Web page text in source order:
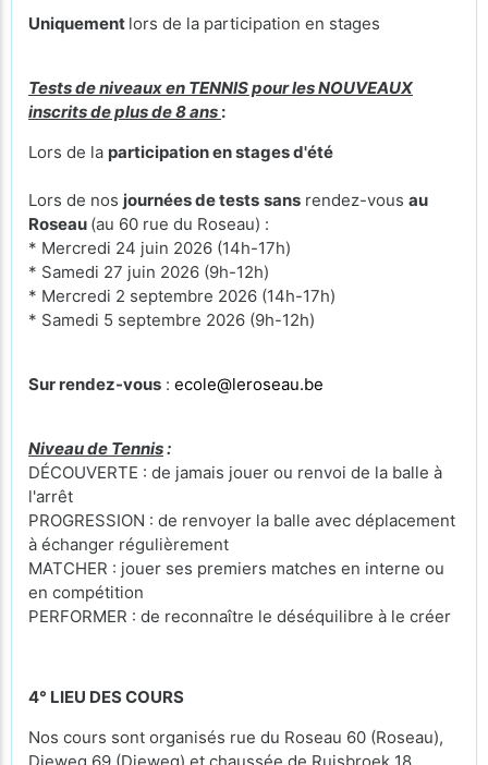
Uniquement lors de la participation en stages
Tests de niveaux en TENNIS pour les NOUVEAUX
inscrits de plus de 8 ans :
Lors de la participation en stages d'été
Lors de nos journées de tests sans rendez-vous au
Roseau (au 60 rue du Roseau) :
* Mercredi 24 juin 2026 (14h-17h)
* Samedi 27 juin 2026 (9h-12h)
* Mercredi 2 septembre 2026 (14h-17h)
* Samedi 5 septembre 2026 (9h-12h)
Sur rendez-vous : ecole@leroseau.be
Niveau de Tennis:
DÉCOUVERTE : de jamais jouer ou renvoi de la balle à
l'arrêt
PROGRESSION : de renvoyer la balle avec déplacement
à échanger régulièrement
MATCHER : jouer ses premiers matches en interne ou
en compétition
PERFORMER : de reconnaître le déséquilibre à le créer
4° LIEU DES COURS
Nos cours sont organisés rue du Roseau 60 (Roseau),